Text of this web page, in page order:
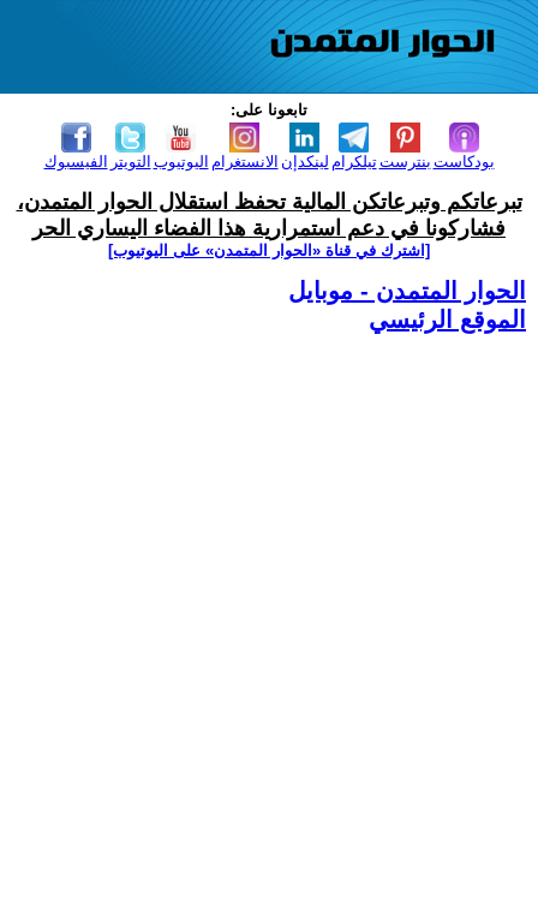
تابعونا على:
الفيسبوك التويتر اليوتيوب الانستغرام لينكدإن تيلكرامبنترست بودكاست
تبرعاتكم وتبرعاتكن المالية تحفظ استقلال الحوار المتمدن،
فشاركونا في دعم استمرارية هذا الفضاء اليساري الحر
[اشترك في قناة ‫«الحوار المتمدن» على اليوتيوب]
الحوار المتمدن - موبايل
الموقع الرئيسي